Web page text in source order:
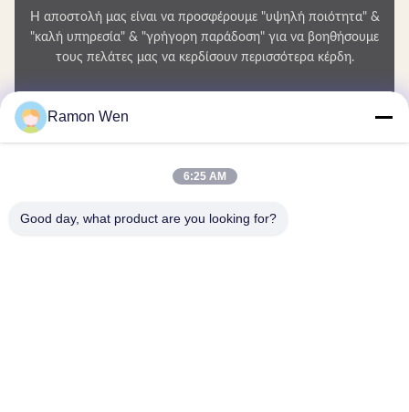
Η αποστολή μας είναι να προσφέρουμε "υψηλή ποιότητα" &
"καλή υπηρεσία" & "γρήγορη παράδοση" για να βοηθήσουμε
τους πελάτες μας να κερδίσουν περισσότερα κέρδη.
Το Όνομά Σας
Ramon Wen
6:25 AM
Good day, what product are you looking for?